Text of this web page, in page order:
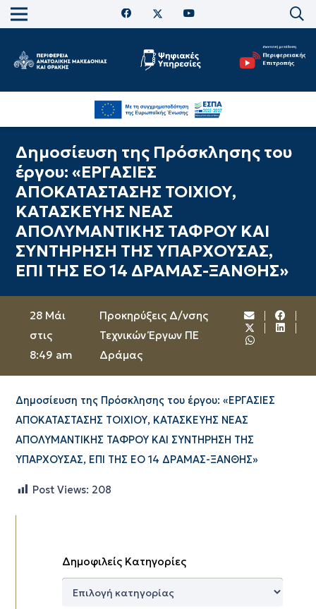
Δημοσίευση της Πρόσκλησης του
έργου: «ΕΡΓΑΣΙΕΣ
ΑΠΟΚΑΤΑΣΤΑΣΗΣ ΤΟΙΧΙΟΥ,
ΚΑΤΑΣΚΕΥΗΣ ΝΕΑΣ
ΑΠΟΛΥΜΑΝΤΙΚΗΣ ΤΑΦΡΟΥ ΚΑΙ
ΣΥΝΤΗΡΗΣΗ ΤΗΣ ΥΠΑΡΧΟΥΣΑΣ,
ΕΠΙ ΤΗΣ ΕΟ 14 ΔΡΑΜΑΣ-ΞΑΝΘΗΣ»
28 Μάι
στις
8:49 am
Προκηρύξεις Δ/νσης
Τεχνικών Έργων ΠΕ
Δράμας
Δημοσίευση της Πρόσκλησης του έργου: «ΕΡΓΑΣΙΕΣ
ΑΠΟΚΑΤΑΣΤΑΣΗΣ ΤΟΙΧΙΟΥ, ΚΑΤΑΣΚΕΥΗΣ ΝΕΑΣ
ΑΠΟΛΥΜΑΝΤΙΚΗΣ ΤΑΦΡΟΥ ΚΑΙ ΣΥΝΤΗΡΗΣΗ ΤΗΣ
ΥΠΑΡΧΟΥΣΑΣ, ΕΠΙ ΤΗΣ ΕΟ 14 ΔΡΑΜΑΣ-ΞΑΝΘΗΣ»
Post Views: 208
Δημοφιλείς Κατηγορίες
Δημοφιλείς